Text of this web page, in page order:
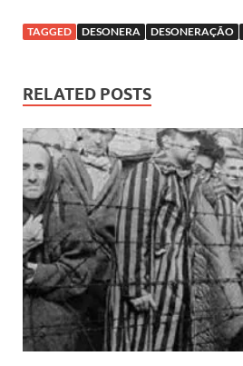
TAGGED DESONERA DESONERAÇÃO
RELATED POSTS